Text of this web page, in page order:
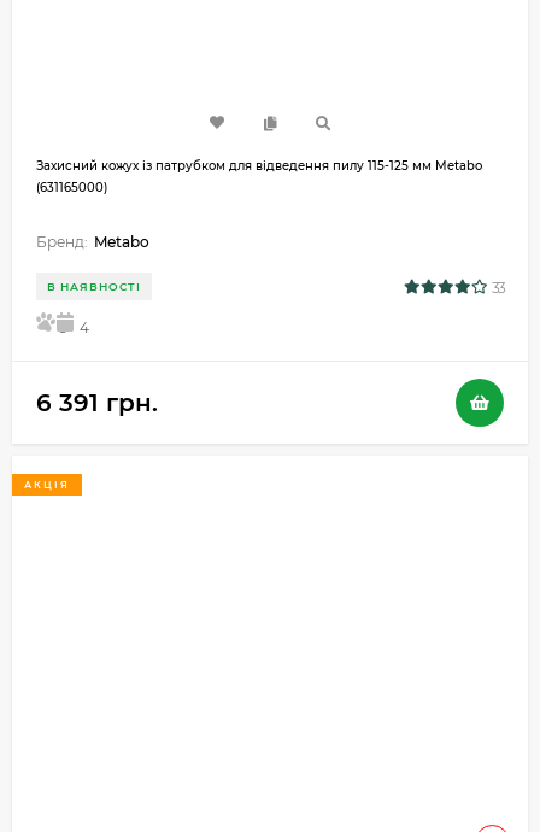
Захисний кожух із патрубком для відведення пилу 115-125 мм Metabo
(631165000)
Бренд: Metabo
В НАЯВНОСТІ 33
5 4
6 391 грн.
АКЦІЯ